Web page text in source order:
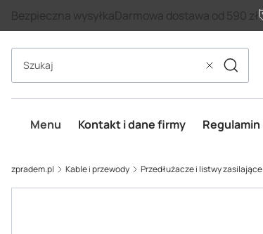
Bezpieczna wysyłkaDarmowa dostawa od 590 zł
WyczyśćSzukaj
Menu Kontakt i dane firmy Regulamin
zpradem.pl Kable i przewody Przedłużacze i listwy zasilające